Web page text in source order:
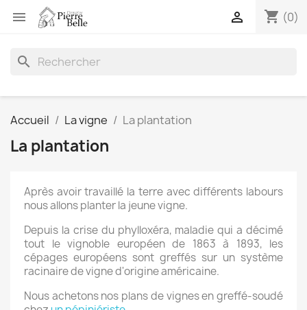
 shopping_cart (0)

search
Accueil La vigne La plantation
La plantation
Après avoir travaillé la terre avec différents labours
nous allons planter la jeune vigne.
Depuis la crise du phylloxéra, maladie qui a décimé
tout le vignoble européen de 1863 à 1893, les
cépages européens sont greffés sur un système
racinaire de vigne d'origine américaine.
Nous achetons nos plans de vignes en greffé-soudé